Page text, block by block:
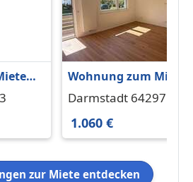
61
Wohnung zum Mieten
in Darmstadt 1.060 €
Darmstadt 64297
1.060 €
zur Miete entdecken